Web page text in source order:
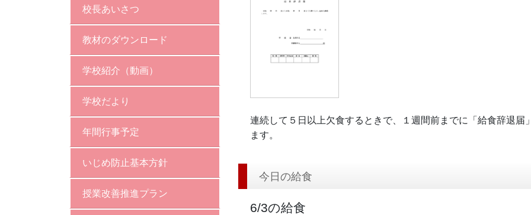
校長あいさつ
教材のダウンロード
学校紹介（動画）
学校だより
年間行事予定
いじめ防止基本方針
授業改善推進プラン
連続して５日以上欠食するときで、１週間前までに「給食辞退
ます。
今日の給食
6/3の給食